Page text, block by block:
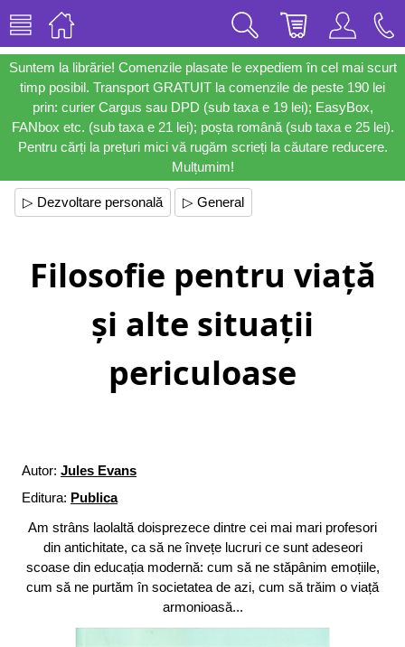
Suntem la librărie! Comenzile plasate le expediem în cel mai scurt
timp posibil. Transport GRATUIT la comenzile de peste 190 lei
prin: curier Cargus sau DPD (sub taxa e 19 lei); EasyBox,
FANbox etc. (sub taxa e 21 lei); poșta română (sub taxa e 25 lei).
Pentru cărți la prețuri mici vă rugăm scrieți la căutare reducere.
Mulțumim!
▷ Dezvoltare personală ▷ General
Filosofie pentru viață
și alte situații
periculoase
Autor: Jules Evans
Editura: Publica
Am strâns laolaltă doisprezece dintre cei mai mari profesori
din antichitate, ca să ne învețe lucruri ce sunt adeseori
scoase din educația modernă: cum să ne stăpânim emoțiile,
cum să ne purtăm în societatea de azi, cum să trăim o viață
armonioasă...